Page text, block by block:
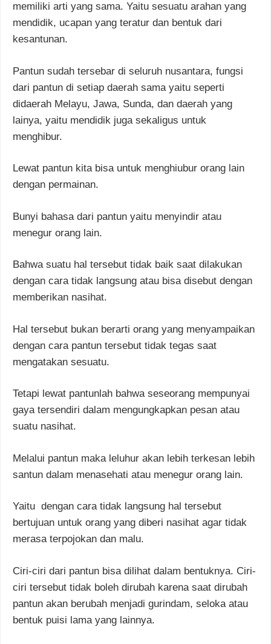
memiliki arti yang sama. Yaitu sesuatu arahan yang
mendidik, ucapan yang teratur dan bentuk dari
kesantunan.
Pantun sudah tersebar di seluruh nusantara, fungsi
dari pantun di setiap daerah sama yaitu seperti
didaerah Melayu, Jawa, Sunda, dan daerah yang
lainya, yaitu mendidik juga sekaligus untuk
menghibur.
Lewat pantun kita bisa untuk menghiubur orang lain
dengan permainan.
Bunyi bahasa dari pantun yaitu menyindir atau
menegur orang lain.
Bahwa suatu hal tersebut tidak baik saat dilakukan
dengan cara tidak langsung atau bisa disebut dengan
memberikan nasihat.
Hal tersebut bukan berarti orang yang menyampaikan
dengan cara pantun tersebut tidak tegas saat
mengatakan sesuatu.
Tetapi lewat pantunlah bahwa seseorang mempunyai
gaya tersendiri dalam mengungkapkan pesan atau
suatu nasihat.
Melalui pantun maka leluhur akan lebih terkesan lebih
santun dalam menasehati atau menegur orang lain.
Yaitu dengan cara tidak langsung hal tersebut
bertujuan untuk orang yang diberi nasihat agar tidak
merasa terpojokan dan malu.
Ciri-ciri dari pantun bisa dilihat dalam bentuknya. Ciri-
ciri tersebut tidak boleh dirubah karena saat dirubah
pantun akan berubah menjadi gurindam, seloka atau
bentuk puisi lama yang lainnya.